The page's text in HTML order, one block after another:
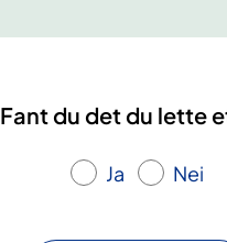
Fant du det du lette
Ja Nei